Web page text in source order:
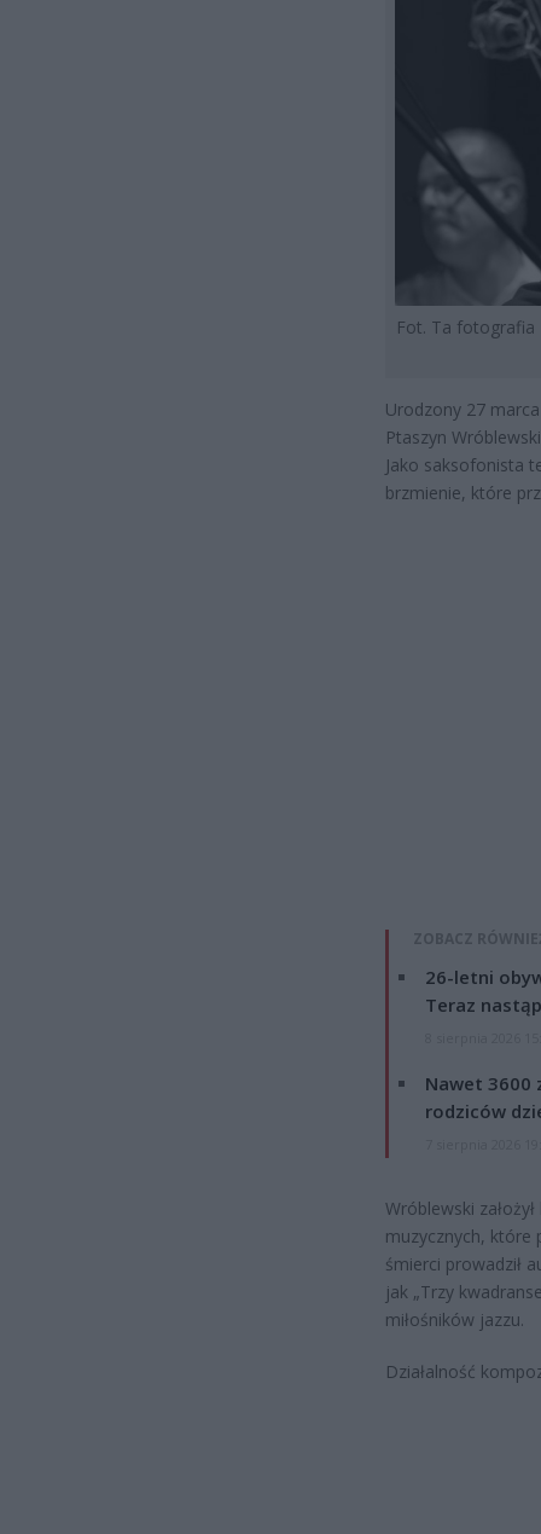
Fot. Ta fotografia
Urodzony 27
Ptaszyn
Jako saksofonista
brzmienie, które
ZOBACZ
26-letni
Teraz
Nawet 3600
rodziców
Wróblewski
muzycznych, które
śmierci prowadził
jak „Trzy
miłośników jazzu.
Działalność